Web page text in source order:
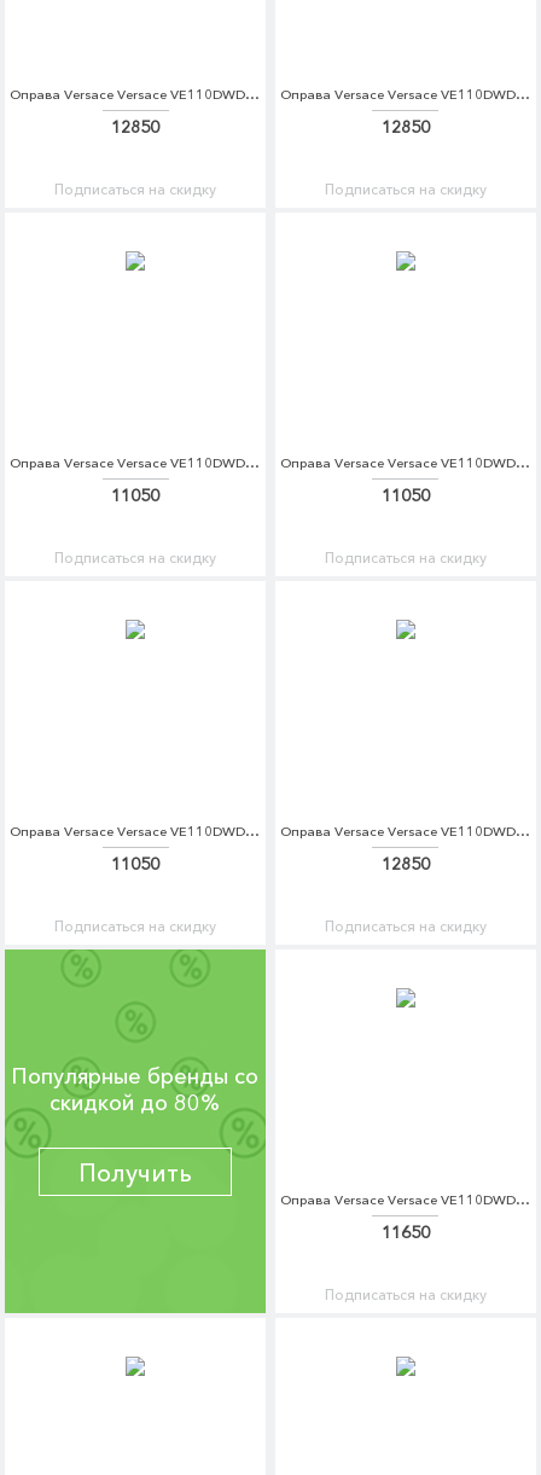
Оправа Versace Versace VE110DWDBEC3
12850
Подписаться на скидку
Оправа Versace Versace VE110DWDBEC4
12850
Подписаться на скидку
Оправа Versace Versace VE110DWDBEC5
11050
Подписаться на скидку
Оправа Versace Versace VE110DWDBEC6
11050
Подписаться на скидку
Оправа Versace Versace VE110DWDBEC7
11050
Подписаться на скидку
Оправа Versace Versace VE110DWDBED4
12850
Подписаться на скидку
Популярные бренды со
скидкой до 80%
Получить
Оправа Versace Versace VE110DWDBEE1
11650
Подписаться на скидку